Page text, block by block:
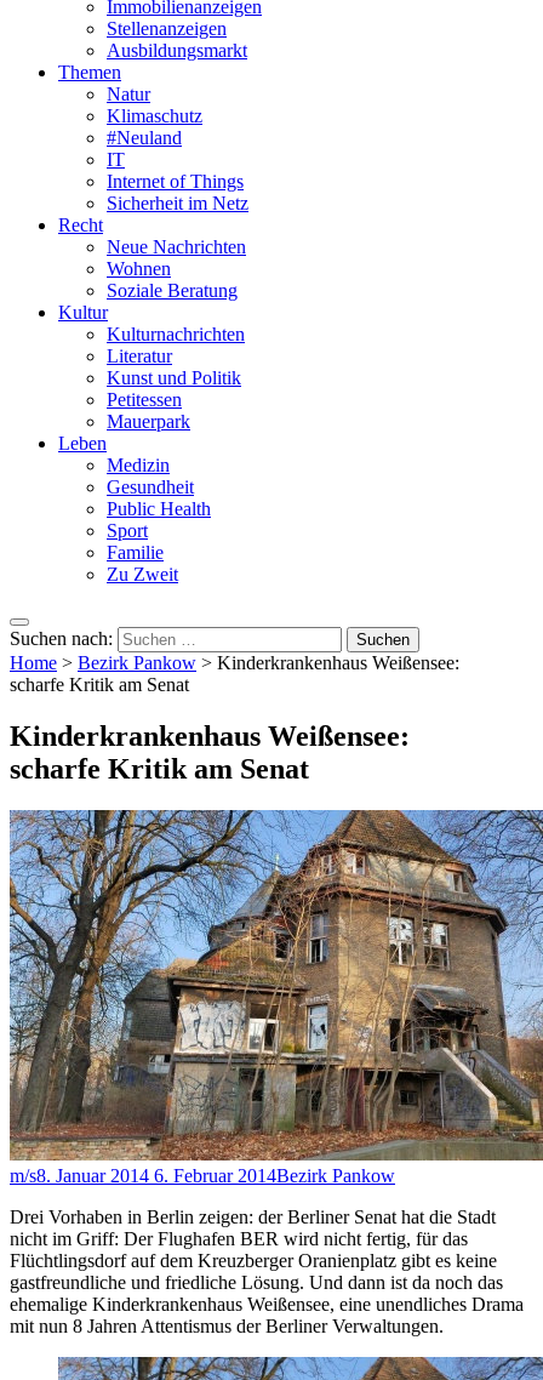
Immobilienanzeigen
Stellenanzeigen
Ausbildungsmarkt
Themen
Natur
Klimaschutz
#Neuland
IT
Internet of Things
Sicherheit im Netz
Recht
Neue Nachrichten
Wohnen
Soziale Beratung
Kultur
Kulturnachrichten
Literatur
Kunst und Politik
Petitessen
Mauerpark
Leben
Medizin
Gesundheit
Public Health
Sport
Familie
Zu Zweit
Suchen nach:
Home > Bezirk Pankow > Kinderkrankenhaus Weißensee:
scharfe Kritik am Senat
Kinderkrankenhaus Weißensee:
scharfe Kritik am Senat
m/s8. Januar 2014 6. Februar 2014Bezirk Pankow
Drei Vorhaben in Berlin zeigen: der Berliner Senat hat die Stadt
nicht im Griff: Der Flughafen BER wird nicht fertig, für das
Flüchtlingsdorf auf dem Kreuzberger Oranienplatz gibt es keine
gastfreundliche und friedliche Lösung. Und dann ist da noch das
ehemalige Kinderkrankenhaus Weißensee, eine unendliches Drama
mit nun 8 Jahren Attentismus der Berliner Verwaltungen.